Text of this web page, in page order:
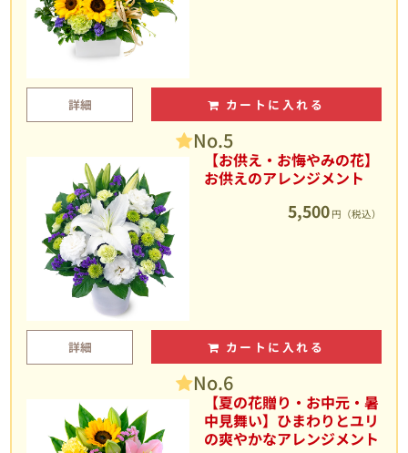
詳細 カートに入れる
No.5
【お供え・お悔やみの花】
お供えのアレンジメント
5,500 円（税込）
詳細 カートに入れる
No.6
【夏の花贈り・お中元・暑
中見舞い】ひまわりとユリ
の爽やかなアレンジメント